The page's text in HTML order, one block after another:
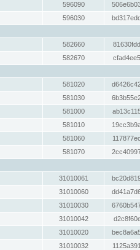
596090
596030
582660
582670
581020
581030
581000
581010
581060
581070
31010061
31010060
31010030
31010042
31010020
31010032